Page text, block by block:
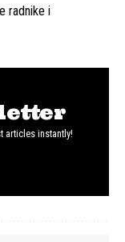
radnike i
articles instantly!